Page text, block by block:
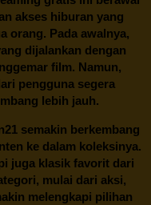
akses hiburan yang
orang. Pada awalnya,
dijalankan dengan
film. Namun,
pengguna segera
lebih jauh.
semakin berkembang
ke dalam koleksinya.
juga klasik favorit dari
mulai dari aksi,
melengkapi pilihan